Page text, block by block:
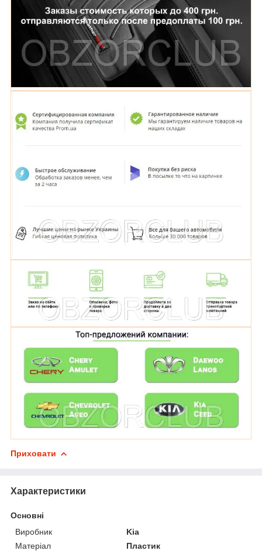
Приховати
Характеристики
Основні
Виробник
Kia
Матеріал
Пластик